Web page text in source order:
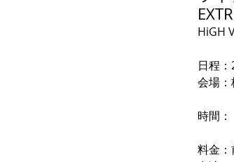
HiGH
日程：
会場
大
時間：
【第
料金：